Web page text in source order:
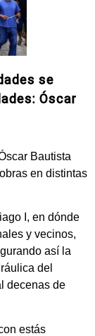
se
Óscar
Bautista
en distintas
I, en dónde
y vecinos,
así la
del
decenas de
estás